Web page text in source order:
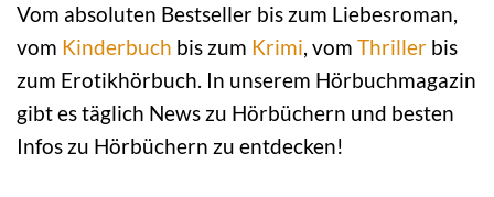
Vom absoluten Bestseller bis zum Liebesroman,
vom Kinderbuch bis zum Krimi, vom Thriller bis
zum Erotikhörbuch. In unserem Hörbuchmagazin
gibt es täglich News zu Hörbüchern und besten
Infos zu Hörbüchern zu entdecken!